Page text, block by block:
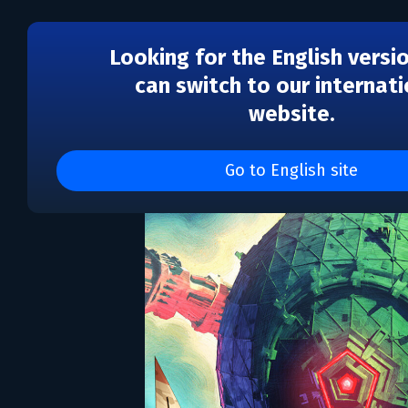
Looking for the English
can switch to our
website.
Go to English site
Stratogun